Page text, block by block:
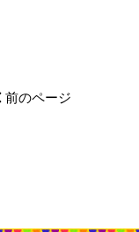
前のページ